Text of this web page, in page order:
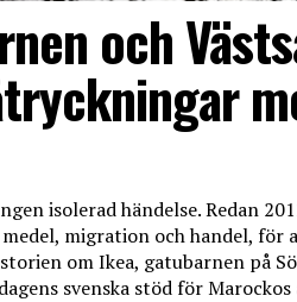
och
isolerad händelse. Redan
medel, migration och handel,
om Ikea, gatubarnen på
svenska stöd för